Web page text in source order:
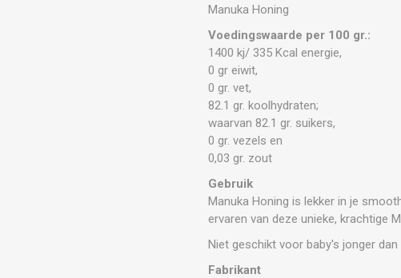
Manuka Honing
Voedingswaarde per 100 gr.:
1400 kj/ 335 Kcal energie,
0 gr eiwit,
0 gr. vet,
82.1 gr. koolhydraten;
waarvan 82.1 gr. suikers,
0 gr. vezels en
0,03 gr. zout
Gebruik
Manuka Honing is lekker in je
ervaren van deze unieke, krachtige
Niet geschikt voor baby's jonger
Fabrikant